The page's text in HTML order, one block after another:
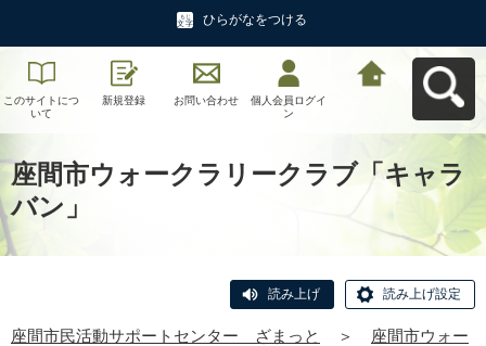
ひらがなをつける
このサイトにつ
いて
新規登録 お問い合わせ
個人会員ログイ
ン
座間市ウォークラリークラブ「キャラ
バン」
読み上げ 読み上げ設定
座間市民活動サポートセンター ざまっと ＞
座間市ウォー